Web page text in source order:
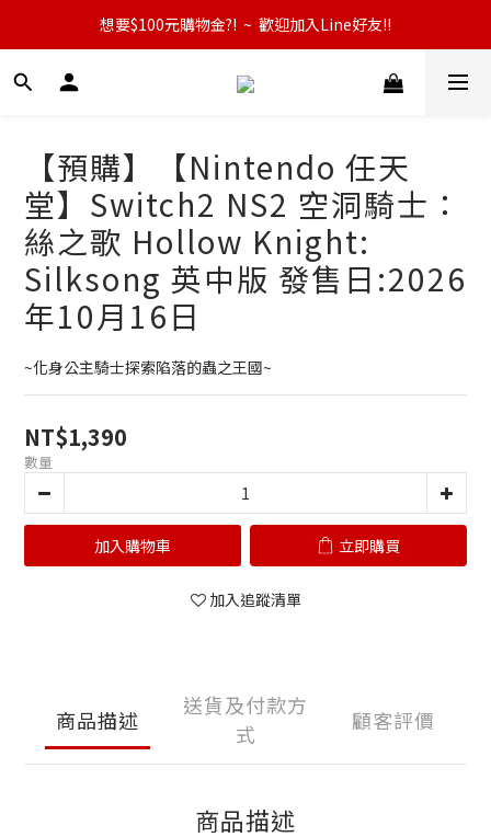
想要$100元購物金?!  ~  歡迎加入Line好友!!
【預購】【Nintendo 任天
堂】Switch2 NS2 空洞騎士：
絲之歌 Hollow Knight:
Silksong 英中版 發售日:2026
年10月16日
~化身公主騎士探索陷落的蟲之王國~
NT$1,390
數量
加入購物車 立即購買
加入追蹤清單
商品描述
送貨及付款方
式
顧客評價
商品描述